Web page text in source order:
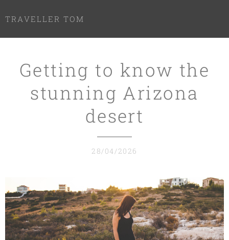
TRAVELLER TOM
Getting to know the
stunning Arizona
desert
28/04/2026